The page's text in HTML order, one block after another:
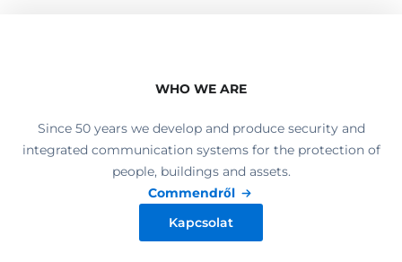
WHO WE ARE
Since 50 years we develop and produce security and
integrated communication systems for the protection of
people, buildings and assets.
Commendről
Kapcsolat